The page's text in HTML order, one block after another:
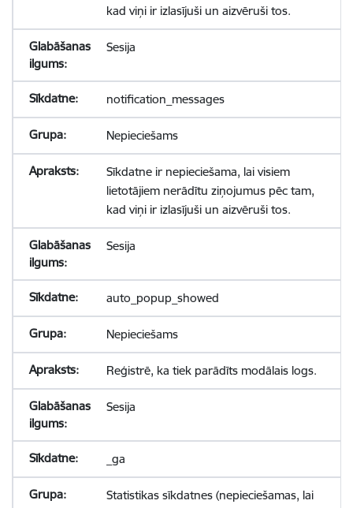
kad viņi ir izlasījuši un aizvēruši tos.
Sesija
notification_messages
Nepieciešams
Sīkdatne ir nepieciešama, lai visiem
lietotājiem nerādītu ziņojumus pēc tam,
kad viņi ir izlasījuši un aizvēruši tos.
Sesija
auto_popup_showed
Nepieciešams
Reģistrē, ka tiek parādīts modālais logs.
Sesija
_ga
Statistikas sīkdatnes (nepieciešamas, lai